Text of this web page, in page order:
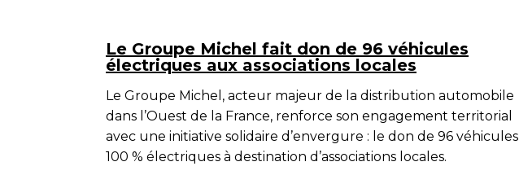
Le Groupe Michel fait don de 96 véhicules
électriques aux associations locales
Le Groupe Michel , acteur majeur de la distribution automobile
dans l’Ouest de la France, renforce son engagement territorial
avec une initiative solidaire d’envergure : le don de 96 véhicules
100 % électriques à destination d’associations locales.